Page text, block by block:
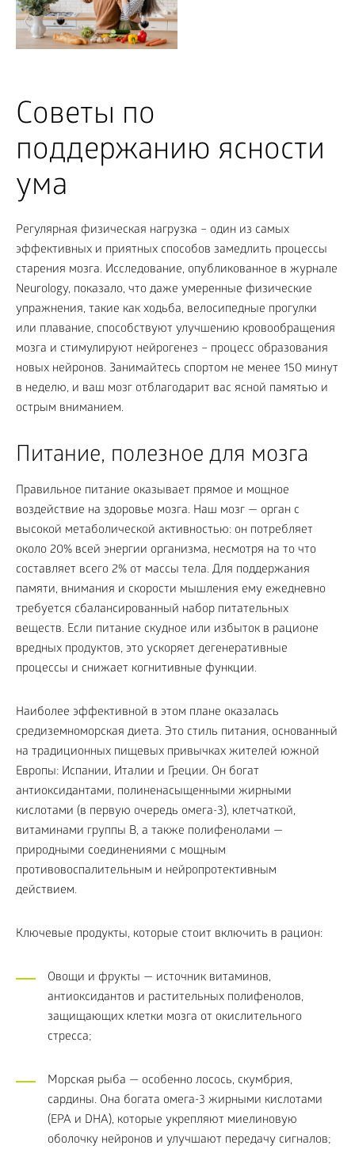
Советы по
поддержанию ясности
ума
Регулярная физическая нагрузка – один из самых
эффективных и приятных способов замедлить процессы
старения мозга. Исследование, опубликованное в журнале
Neurology, показало, что даже умеренные физические
упражнения, такие как ходьба, велосипедные прогулки
или плавание, способствуют улучшению кровообращения
мозга и стимулируют нейрогенез – процесс образования
новых нейронов. Занимайтесь спортом не менее 150 минут
в неделю, и ваш мозг отблагодарит вас ясной памятью и
острым вниманием.
Питание, полезное для мозга
Правильное питание оказывает прямое и мощное
воздействие на здоровье мозга. Наш мозг — орган с
высокой метаболической активностью: он потребляет
около 20% всей энергии организма, несмотря на то что
составляет всего 2% от массы тела. Для поддержания
памяти, внимания и скорости мышления ему ежедневно
требуется сбалансированный набор питательных
веществ. Если питание скудное или избыток в рационе
вредных продуктов, это ускоряет дегенеративные
процессы и снижает когнитивные функции.
Наиболее эффективной в этом плане оказалась
средиземноморская диета. Это стиль питания, основанный
на традиционных пищевых привычках жителей южной
Европы: Испании, Италии и Греции. Он богат
антиоксидантами, полиненасыщенными жирными
кислотами (в первую очередь омега-3), клетчаткой,
витаминами группы B, а также полифенолами —
природными соединениями с мощным
противовоспалительным и нейропротективным
действием.
Ключевые продукты, которые стоит включить в рацион:
Овощи и фрукты — источник витаминов,
антиоксидантов и растительных полифенолов,
защищающих клетки мозга от окислительного
стресса;
Морская рыба — особенно лосось, скумбрия,
сардины. Она богата омега-3 жирными кислотами
(EPA и DHA), которые укрепляют миелиновую
оболочку нейронов и улучшают передачу сигналов;